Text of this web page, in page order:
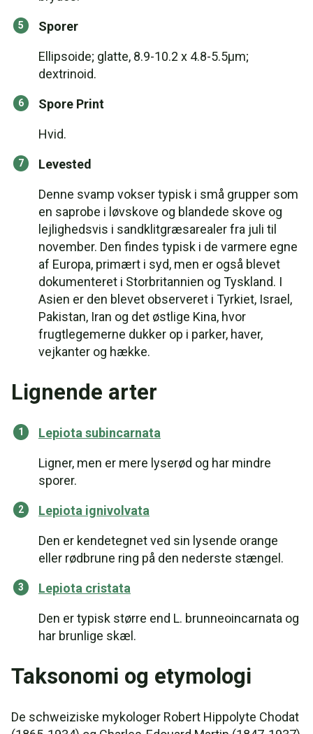
Sporer
Ellipsoide; glatte, 8.9-10.2 x 4.8-5.5μm;
dextrinoid.
Spore Print
Hvid.
Levested
Denne svamp vokser typisk i små grupper som
en saprobe i løvskove og blandede skove og
lejlighedsvis i sandklitgræsarealer fra juli til
november. Den findes typisk i de varmere egne
af Europa, primært i syd, men er også blevet
dokumenteret i Storbritannien og Tyskland. I
Asien er den blevet observeret i Tyrkiet, Israel,
Pakistan, Iran og det østlige Kina, hvor
frugtlegemerne dukker op i parker, haver,
vejkanter og hække.
Lignende arter
Lepiota subincarnata
Ligner, men er mere lyserød og har mindre
sporer.
Lepiota ignivolvata
Den er kendetegnet ved sin lysende orange
eller rødbrune ring på den nederste stængel.
Lepiota cristata
Den er typisk større end L. brunneoincarnata og
har brunlige skæl.
Taksonomi og etymologi
De schweiziske mykologer Robert Hippolyte Chodat